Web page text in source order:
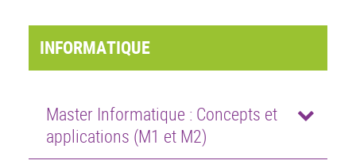
INFORMATIQUE
Master Informatique : Concepts et
applications (M1 et M2)